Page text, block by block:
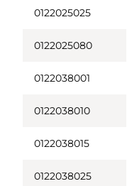
0122025025
0122025080
0122038001
0122038010
0122038015
0122038025